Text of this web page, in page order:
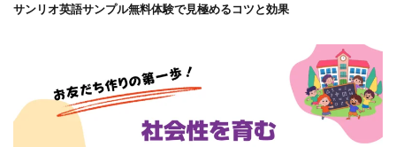
サンリオ英語サンプル無料体験で見極めるコツと効果